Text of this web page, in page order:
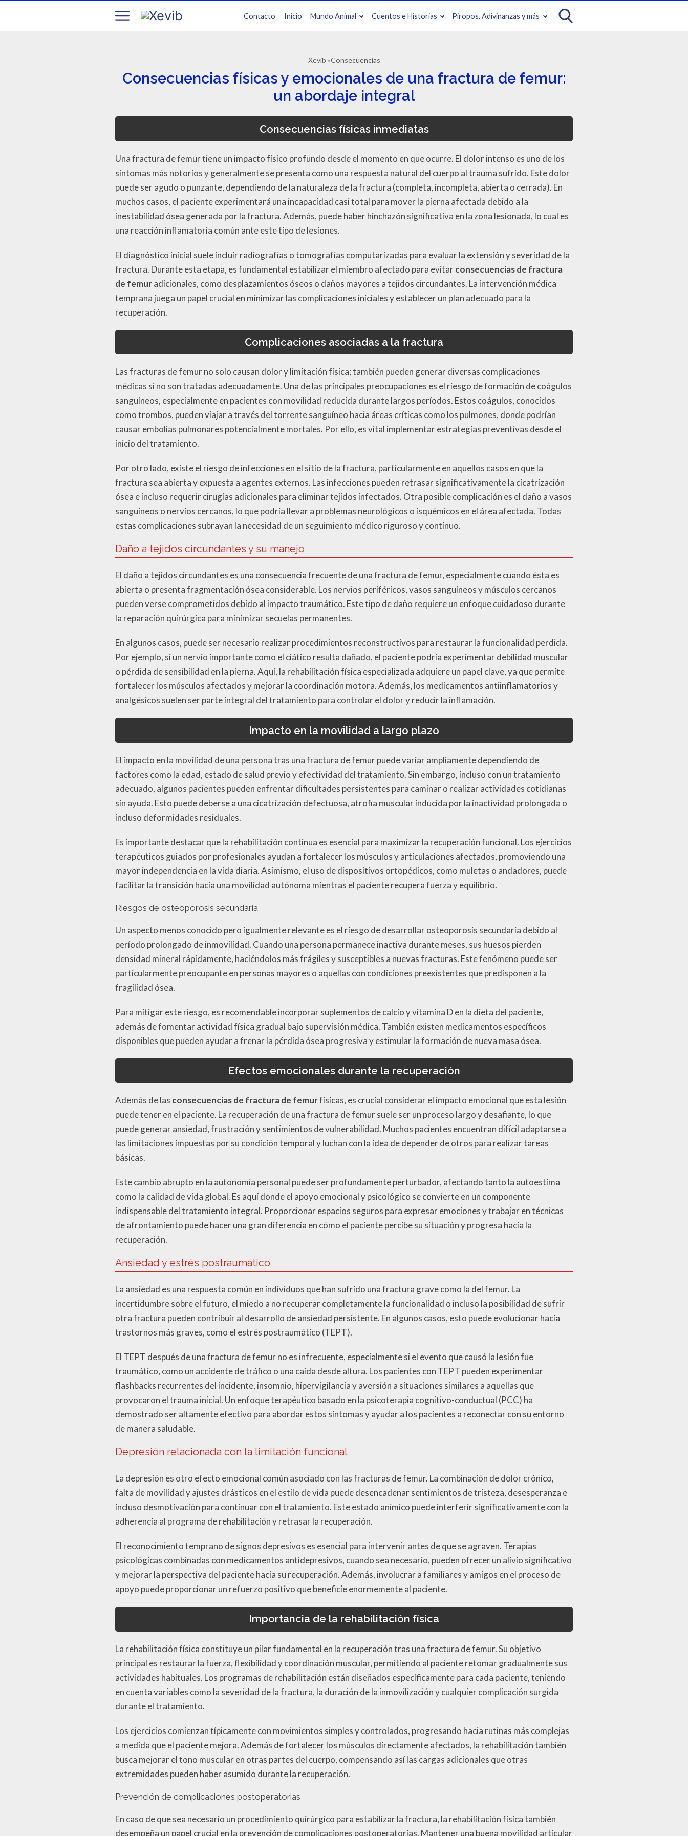
Contacto Inicio Mundo Animal Cuentos e Historias Piropos, Adivinanzas y más
Xevib Consecuencias
Consecuencias físicas y emocionales de una fractura de femur:
un abordaje integral
Consecuencias físicas inmediatas
Una fractura de femur tiene un impacto físico profundo desde el momento en que ocurre. El dolor intenso es uno de los
síntomas más notorios y generalmente se presenta como una respuesta natural del cuerpo al trauma sufrido. Este dolor
puede ser agudo o punzante, dependiendo de la naturaleza de la fractura (completa, incompleta, abierta o cerrada). En
muchos casos, el paciente experimentará una incapacidad casi total para mover la pierna afectada debido a la
inestabilidad ósea generada por la fractura. Además, puede haber hinchazón significativa en la zona lesionada, lo cual es
una reacción inflamatoria común ante este tipo de lesiones.
El diagnóstico inicial suele incluir radiografías o tomografías computarizadas para evaluar la extensión y severidad de la
fractura. Durante esta etapa, es fundamental estabilizar el miembro afectado para evitarconsecuencias de fractura
de femuradicionales, como desplazamientos óseos o daños mayores a tejidos circundantes. La intervención médica
temprana juega un papel crucial en minimizar las complicaciones iniciales y establecer un plan adecuado para la
recuperación.
Complicaciones asociadas a la fractura
Las fracturas de femur no solo causan dolor y limitación física; también pueden generar diversas complicaciones
médicas si no son tratadas adecuadamente. Una de las principales preocupaciones es el riesgo de formación de coágulos
sanguíneos, especialmente en pacientes con movilidad reducida durante largos períodos. Estos coágulos, conocidos
como trombos, pueden viajar a través del torrente sanguíneo hacia áreas críticas como los pulmones, donde podrían
causar embolias pulmonares potencialmente mortales. Por ello, es vital implementar estrategias preventivas desde el
inicio del tratamiento.
Por otro lado, existe el riesgo de infecciones en el sitio de la fractura, particularmente en aquellos casos en que la
fractura sea abierta y expuesta a agentes externos. Las infecciones pueden retrasar significativamente la cicatrización
ósea e incluso requerir cirugías adicionales para eliminar tejidos infectados. Otra posible complicación es el daño a vasos
sanguíneos o nervios cercanos, lo que podría llevar a problemas neurológicos o isquémicos en el área afectada. Todas
estas complicaciones subrayan la necesidad de un seguimiento médico riguroso y continuo.
Daño a tejidos circundantes y su manejo
El daño a tejidos circundantes es una consecuencia frecuente de una fractura de femur, especialmente cuando ésta es
abierta o presenta fragmentación ósea considerable. Los nervios periféricos, vasos sanguíneos y músculos cercanos
pueden verse comprometidos debido al impacto traumático. Este tipo de daño requiere un enfoque cuidadoso durante
la reparación quirúrgica para minimizar secuelas permanentes.
En algunos casos, puede ser necesario realizar procedimientos reconstructivos para restaurar la funcionalidad perdida.
Por ejemplo, si un nervio importante como el ciático resulta dañado, el paciente podría experimentar debilidad muscular
o pérdida de sensibilidad en la pierna. Aquí, la rehabilitación física especializada adquiere un papel clave, ya que permite
fortalecer los músculos afectados y mejorar la coordinación motora. Además, los medicamentos antiinflamatorios y
analgésicos suelen ser parte integral del tratamiento para controlar el dolor y reducir la inflamación.
Impacto en la movilidad a largo plazo
El impacto en la movilidad de una persona tras una fractura de femur puede variar ampliamente dependiendo de
factores como la edad, estado de salud previo y efectividad del tratamiento. Sin embargo, incluso con un tratamiento
adecuado, algunos pacientes pueden enfrentar dificultades persistentes para caminar o realizar actividades cotidianas
sin ayuda. Esto puede deberse a una cicatrización defectuosa, atrofia muscular inducida por la inactividad prolongada o
incluso deformidades residuales.
Es importante destacar que la rehabilitación continua es esencial para maximizar la recuperación funcional. Los ejercicios
terapéuticos guiados por profesionales ayudan a fortalecer los músculos y articulaciones afectados, promoviendo una
mayor independencia en la vida diaria. Asimismo, el uso de dispositivos ortopédicos, como muletas o andadores, puede
facilitar la transición hacia una movilidad autónoma mientras el paciente recupera fuerza y equilibrio.
Riesgos de osteoporosis secundaria
Un aspecto menos conocido pero igualmente relevante es el riesgo de desarrollar osteoporosis secundaria debido al
período prolongado de inmovilidad. Cuando una persona permanece inactiva durante meses, sus huesos pierden
densidad mineral rápidamente, haciéndolos más frágiles y susceptibles a nuevas fracturas. Este fenómeno puede ser
particularmente preocupante en personas mayores o aquellas con condiciones preexistentes que predisponen a la
fragilidad ósea.
Para mitigar este riesgo, es recomendable incorporar suplementos de calcio y vitamina D en la dieta del paciente,
además de fomentar actividad física gradual bajo supervisión médica. También existen medicamentos específicos
disponibles que pueden ayudar a frenar la pérdida ósea progresiva y estimular la formación de nueva masa ósea.
Efectos emocionales durante la recuperación
Además de las consecuencias de fractura de femurfísicas, es crucial considerar el impacto emocional que esta lesión
puede tener en el paciente. La recuperación de una fractura de femur suele ser un proceso largo y desafiante, lo que
puede generar ansiedad, frustración y sentimientos de vulnerabilidad. Muchos pacientes encuentran difícil adaptarse a
las limitaciones impuestas por su condición temporal y luchan con la idea de depender de otros para realizar tareas
básicas.
Este cambio abrupto en la autonomía personal puede ser profundamente perturbador, afectando tanto la autoestima
como la calidad de vida global. Es aquí donde el apoyo emocional y psicológico se convierte en un componente
indispensable del tratamiento integral. Proporcionar espacios seguros para expresar emociones y trabajar en técnicas
de afrontamiento puede hacer una gran diferencia en cómo el paciente percibe su situación y progresa hacia la
recuperación.
Ansiedad y estrés postraumático
La ansiedad es una respuesta común en individuos que han sufrido una fractura grave como la del femur. La
incertidumbre sobre el futuro, el miedo a no recuperar completamente la funcionalidad o incluso la posibilidad de sufrir
otra fractura pueden contribuir al desarrollo de ansiedad persistente. En algunos casos, esto puede evolucionar hacia
trastornos más graves, como el estrés postraumático (TEPT).
El TEPT después de una fractura de femur no es infrecuente, especialmente si el evento que causó la lesión fue
traumático, como un accidente de tráfico o una caída desde altura. Los pacientes con TEPT pueden experimentar
flashbacks recurrentes del incidente, insomnio, hipervigilancia y aversión a situaciones similares a aquellas que
provocaron el trauma inicial. Un enfoque terapéutico basado en la psicoterapia cognitivo-conductual (PCC) ha
demostrado ser altamente efectivo para abordar estos síntomas y ayudar a los pacientes a reconectar con su entorno
de manera saludable.
Depresión relacionada con la limitación funcional
La depresión es otro efecto emocional común asociado con las fracturas de femur. La combinación de dolor crónico,
falta de movilidad y ajustes drásticos en el estilo de vida puede desencadenar sentimientos de tristeza, desesperanza e
incluso desmotivación para continuar con el tratamiento. Este estado anímico puede interferir significativamente con la
adherencia al programa de rehabilitación y retrasar la recuperación.
El reconocimiento temprano de signos depresivos es esencial para intervenir antes de que se agraven. Terapias
psicológicas combinadas con medicamentos antidepresivos, cuando sea necesario, pueden ofrecer un alivio significativo
y mejorar la perspectiva del paciente hacia su recuperación. Además, involucrar a familiares y amigos en el proceso de
apoyo puede proporcionar un refuerzo positivo que beneficie enormemente al paciente.
Importancia de la rehabilitación física
La rehabilitación física constituye un pilar fundamental en la recuperación tras una fractura de femur. Su objetivo
principal es restaurar la fuerza, flexibilidad y coordinación muscular, permitiendo al paciente retomar gradualmente sus
actividades habituales. Los programas de rehabilitación están diseñados específicamente para cada paciente, teniendo
en cuenta variables como la severidad de la fractura, la duración de la inmovilización y cualquier complicación surgida
durante el tratamiento.
Los ejercicios comienzan típicamente con movimientos simples y controlados, progresando hacia rutinas más complejas
a medida que el paciente mejora. Además de fortalecer los músculos directamente afectados, la rehabilitación también
busca mejorar el tono muscular en otras partes del cuerpo, compensando así las cargas adicionales que otras
extremidades pueden haber asumido durante la recuperación.
Prevención de complicaciones postoperatorias
En caso de que sea necesario un procedimiento quirúrgico para estabilizar la fractura, la rehabilitación física también
desempeña un papel crucial en la prevención de complicaciones postoperatorias. Mantener una buena movilidad articular